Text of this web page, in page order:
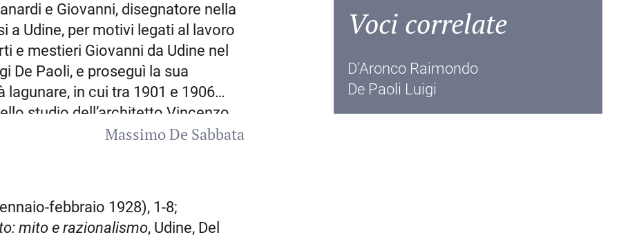
e Giovanni, disegnatore nella
a Udine, per motivi legati al lavoro
e mestieri Giovanni da Udine nel
De Paoli, e proseguì la sua
lagunare, in cui tra 1901 e 1906
studio dell’architetto Vincenzo
di belle arti della cittadina
di
, da lui progettato:
dell’edificio, su piazza
fondati in Friuli dai romani),
Massimo De Sabbata
febbraio 1928), 1-8;
mito e razionalismo, Udine, Del
Voci correlate
D'Aronco Raimondo
De Paoli Luigi